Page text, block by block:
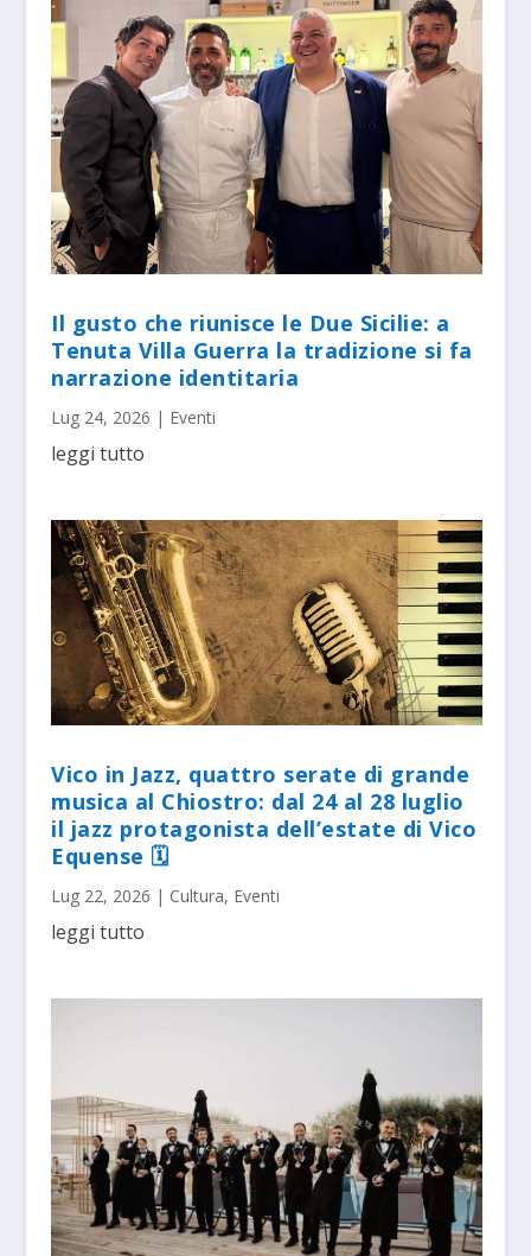
Il gusto che riunisce le Due Sicilie: a
Tenuta Villa Guerra la tradizione si fa
narrazione identitaria
Lug 24, 2026 | Eventi
leggi tutto
Vico in Jazz, quattro serate di grande
musica al Chiostro: dal 24 al 28 luglio
il jazz protagonista dell’estate di Vico
Equense 🗓
Lug 22, 2026 | Cultura, Eventi
leggi tutto